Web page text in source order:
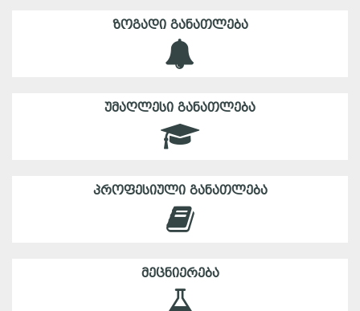
ᲖᲝᲒᲐᲓᲘ ᲒᲐᲜᲐᲗᲚᲔᲑᲐ
ᲣᲛᲐᲦᲚᲔᲡᲘ ᲒᲐᲜᲐᲗᲚᲔᲑᲐ
ᲞᲠᲝᲤᲔᲡᲘᲣᲚᲘ ᲒᲐᲜᲐᲗᲚᲔᲑᲐ
ᲛᲔᲪᲜᲘᲔᲠᲔᲑᲐ